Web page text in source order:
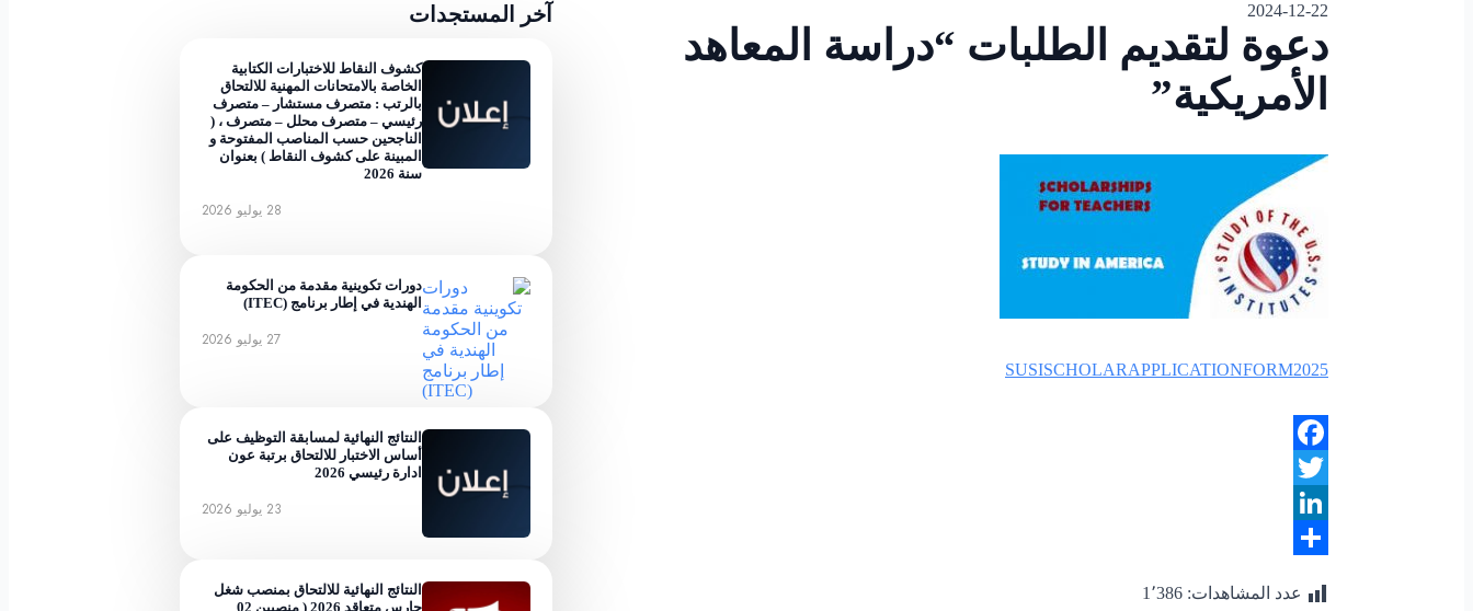
2024-12-22
دعوة لتقديم الطلبات “دراسة المعاهد
الأمريكية”
SUSISCHOLARAPPLICATIONFORM2025
Facebook
Twitter
LinkedIn
عدد المشاهدات: 1٬386
آخر المستجدات
كشوف النقاط للاختبارات الكتابية
الخاصة بالامتحانات المهنية للالتحاق
بالرتب : متصرف مستشار – متصرف
رئيسي – متصرف محلل – متصرف ، (
الناجحين حسب المناصب المفتوحة و
المبينة على كشوف النقاط ) بعنوان
سنة 2026
28 يوليو 2026
دورات تكوينية مقدمة من الحكومة
الهندية في إطار برنامج (ITEC)
27 يوليو 2026
النتائج النهائية لمسابقة التوظيف على
أساس الاختبار للالتحاق برتبة عون
ادارة رئيسي 2026
23 يوليو 2026
النتائج النهائية للالتحاق بمنصب شغل
حارس متعاقد 2026 ( منصبين 02